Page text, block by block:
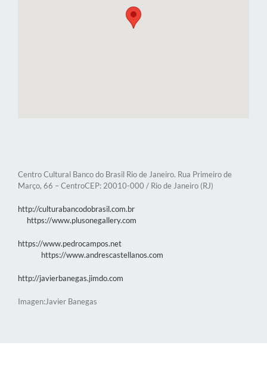
Centro Cultural Banco do Brasil Rio de Janeiro. Rua Primeiro de
Março, 66 – CentroCEP: 20010-000 / Rio de Janeiro (RJ)
http://culturabancodobrasil.com.br
https://www.plusonegallery.com
https://www.pedrocampos.net
https://www.andrescastellanos.com
http://javierbanegas.jimdo.com
Imagen:Javier Banegas